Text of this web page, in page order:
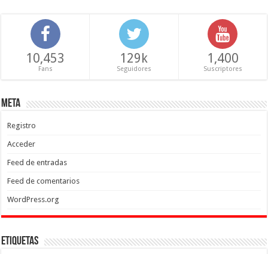
10,453
Fans
129k
Seguidores
1,400
Suscriptores
Meta
Registro
Acceder
Feed de entradas
Feed de comentarios
WordPress.org
Etiquetas